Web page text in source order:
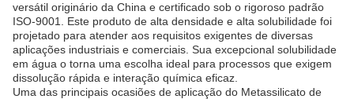
versátil originário da China e certificado sob o rigoroso padrão
ISO-9001. Este produto de alta densidade e alta solubilidade foi
projetado para atender aos requisitos exigentes de diversas
aplicações industriais e comerciais. Sua excepcional solubilidade
em água o torna uma escolha ideal para processos que exigem
dissolução rápida e interação química eficaz.
Uma das principais ocasiões de aplicação do Metassilicato de